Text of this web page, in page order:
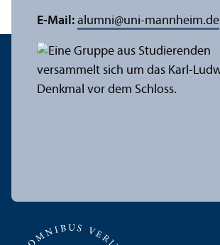
E-Mail: alumni@uni-mannheim.de